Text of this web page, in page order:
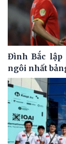
Đình Bắc lập
ngôi nhất